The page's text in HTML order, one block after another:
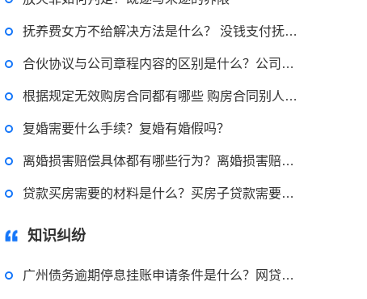
抚养费女方不给解决方法是什么？ 没钱支付抚养费被起诉怎么办？
合伙协议与公司章程内容的区别是什么？公司章程的法律性质是什么?
根据规定无效购房合同都有哪些 购房合同别人拿了有用吗？
复婚需要什么手续？复婚有婚假吗？
离婚损害赔偿具体都有哪些行为？离婚损害赔偿金额标准是多少？
贷款买房需要的材料是什么？买房子贷款需要有稳定合法的工作和还款能力吗？
知识纠纷
广州债务逾期停息挂账申请条件是什么？网贷逾期怎么申请停息挂账？
2022-11-18 12:16:14
律师回答区